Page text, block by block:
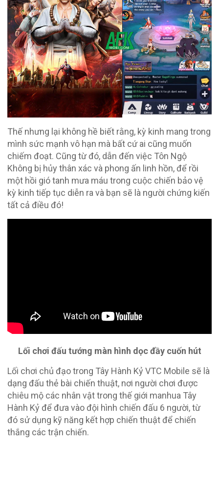
Thế nhưng lại không hề biết rằng, kỳ kinh mang trong
mình sức mạnh vô hạn mà bất cứ ai cũng muốn
chiếm đoạt. Cũng từ đó, dẫn đến việc Tôn Ngộ
Không bị hủy thân xác và phong ấn linh hồn, để rồi
một hồi gió tanh mưa máu trong cuộc chiến bảo vệ
kỳ kinh tiếp tục diễn ra và bạn sẽ là người chứng kiến
tất cả điều đó!
Lối chơi đấu tướng màn hình dọc đầy cuốn hút
Lối chơi chủ đạo trong Tây Hành Kỷ VTC Mobile sẽ là
dạng đấu thẻ bài chiến thuật, nơi người chơi được
chiêu mộ các nhân vật trong thế giới manhua Tây
Hành Kỷ để đưa vào đội hình chiến đấu 6 người, từ
đó sử dụng kỹ năng kết hợp chiến thuật để chiến
thắng các trận chiến.